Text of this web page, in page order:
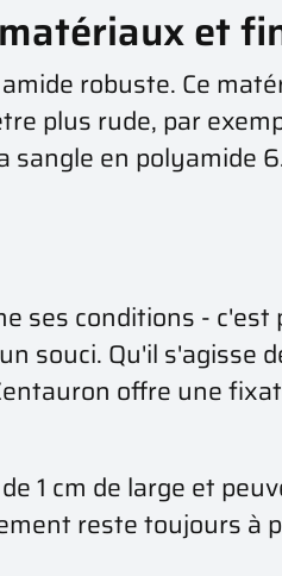
et
robuste. Ce
plus rude, par
sangle en
ses conditions -
souci. Qu'il s'agisse
offre une
1 cm de large et
reste toujours à